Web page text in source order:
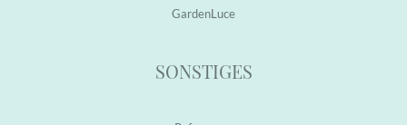
GardenLuce
SONSTIGES